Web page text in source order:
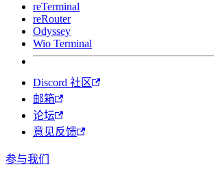
reTerminal
reRouter
Odyssey
Wio Terminal
Discord 社区
邮箱
论坛
意见反馈
参与我们